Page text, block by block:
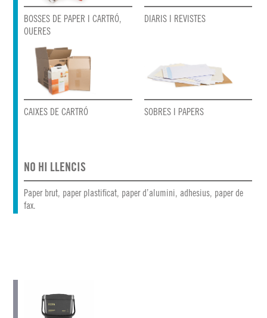
BOSSES DE PAPER I CARTRÓ,
OUERES
DIARIS I REVISTES
CAIXES DE CARTRÓ SOBRES I PAPERS
NO HI LLENCIS
Paper brut, paper plastificat, paper d’alumini, adhesius, paper de
fax.